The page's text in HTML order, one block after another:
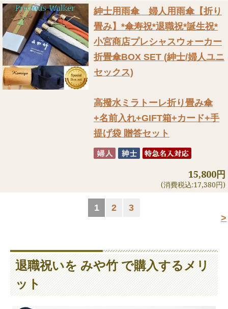
紳士用雨傘 婦人用雨傘【折り
畳み】 *傘寿祝*退職祝*誕生祝*
小宮商店プレシャスウォーカー
折畳傘BOX SET (紳士/婦人ユニ
セックス)
高撥水ミラトーレ折り畳み傘
+名前入れ+GIFT箱+カード+手
提げ袋 贈答セット
15,800円
(消費税込:17,380円)
>
1 2 3
退職祝いを みや竹 で購入するメリ
ット